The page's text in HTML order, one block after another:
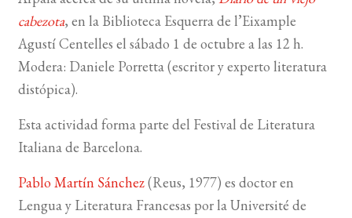
MI CUENTA
BUSCAR
cabezota, en la Biblioteca Esquerra de l’Eixample
Agustí Centelles el sábado 1 de octubre a las 12 h.
Modera: Daniele Porretta (escritor y experto literatura
distópica).
Esta actividad forma parte del Festival de Literatura
Italiana de Barcelona.
Pablo Martín Sánchez(Reus, 1977) es doctor en
Lengua y Literatura Francesas por la Université de